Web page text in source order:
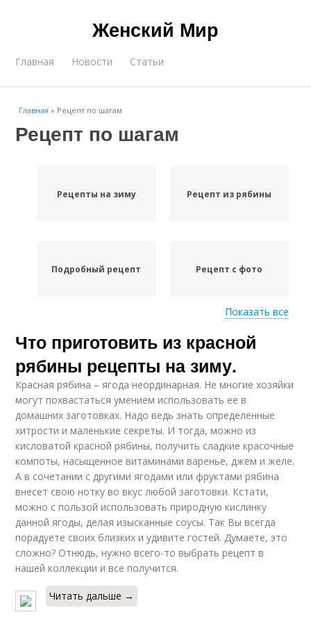
Женский Мир
Главная Новости Статьи
Главная » Рецепт по шагам
Рецепт по шагам
Рецепты на зиму Рецепт из рябины
Подробный рецепт Рецепт с фото
Пошаговый рецепт Советы к рецепту
Домашние рецепты
Показать все
Что приготовить из красной
рябины рецепты на зиму.
Красная рябина – ягода неординарная. Не многие хозяйки
могут похвастаться умением использовать ее в
домашних заготовках. Надо ведь знать определенные
хитрости и маленькие секреты. И тогда, можно из
кисловатой красной рябины, получить сладкие красочные
компоты, насыщенное витаминами варенье, джем и желе.
А в сочетании с другими ягодами или фруктами рябина
внесет свою нотку во вкус любой заготовки. Кстати,
можно с пользой использовать природную кислинку
данной ягоды, делая изысканные соусы. Так Вы всегда
порадуете своих близких и удивите гостей. Думаете, это
сложно? Отнюдь, нужно всего-то выбрать рецепт в
нашей коллекции и все получится.
Читать дальше →